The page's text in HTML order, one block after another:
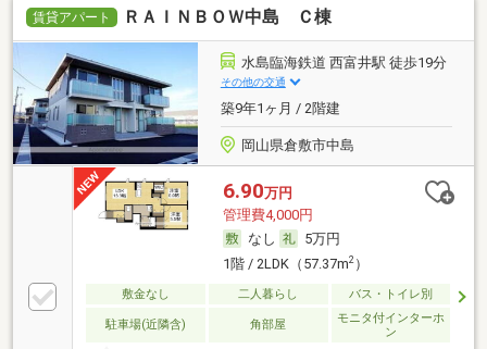
賃貸アパート ＲＡＩＮＢＯＷ中島 Ｃ棟
水島臨海鉄道 西富井駅 徒歩19分
その他の交通
築9年1ヶ月 / 2階建
岡山県倉敷市中島
6.90万円
管理費4,000円
なし
5万円
1階 / 2LDK（57.37m2）
敷金なし 二人暮らし バス・トイレ別
駐車場(近隣含) 角部屋
モニタ付インターホ
ン